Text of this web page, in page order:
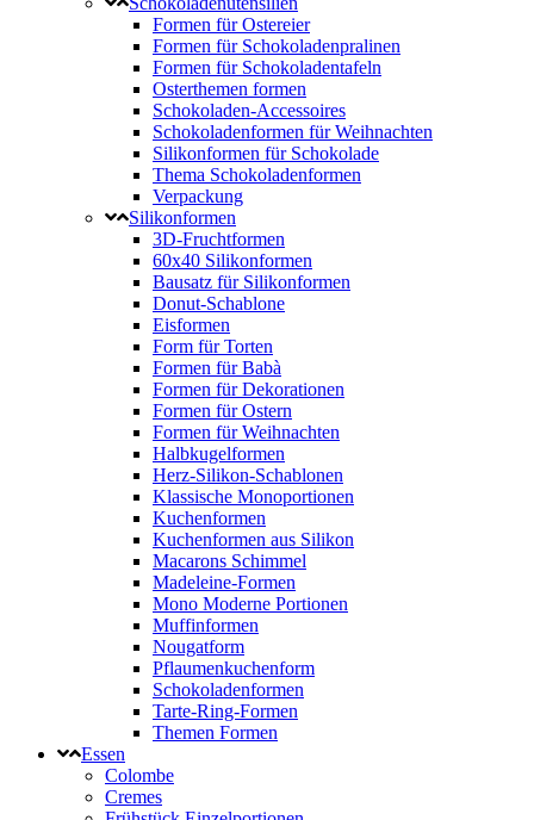
Formen für Ostereier
Formen für Schokoladenpralinen
Formen für Schokoladentafeln
Osterthemen formen
Schokoladen-Accessoires
Schokoladenformen für Weihnachten
Silikonformen für Schokolade
Thema Schokoladenformen
Verpackung
Silikonformen
3D-Fruchtformen
60x40 Silikonformen
Bausatz für Silikonformen
Donut-Schablone
Eisformen
Form für Torten
Formen für Babà
Formen für Dekorationen
Formen für Ostern
Formen für Weihnachten
Halbkugelformen
Herz-Silikon-Schablonen
Klassische Monoportionen
Kuchenformen
Kuchenformen aus Silikon
Macarons Schimmel
Madeleine-Formen
Mono Moderne Portionen
Muffinformen
Nougatform
Pflaumenkuchenform
Schokoladenformen
Tarte-Ring-Formen
Themen Formen
Essen
Colombe
Cremes